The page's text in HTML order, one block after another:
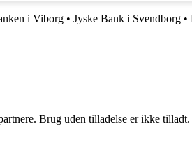
i Viborg • Jyske Bank i Svendborg •
Brug uden tilladelse er ikke tilladt.